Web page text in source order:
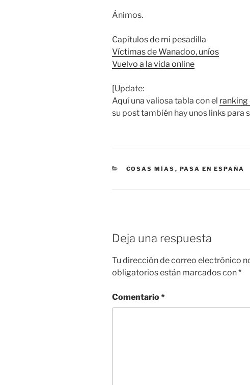
Ánimos.
Capítulos de mi pesadilla
Víctimas de Wanadoo, uníos
Vuelvo a la vida online
[Update:
Aquí una valiosa tabla con el ranking
su post también hay unos links para
CATEGORÍAS
COSAS MÍAS , PASA EN ESPAÑA
Deja una respuesta
Tu dirección de correo electrónico
obligatorios están marcados con*
Comentario*